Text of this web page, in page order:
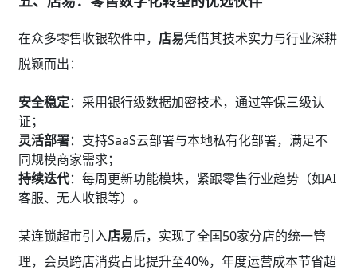
在众多零售收银软件中， 店易凭借其技术实力与行业深耕
脱颖而出：
安全稳定：采用银行级数据加密技术，通过等保三级认
证；
灵活部署：支持SaaS云部署与本地私有化部署，满足不
同规模商家需求；
持续迭代：每周更新功能模块，紧跟零售行业趋势（如AI
客服、无人收银等）。
某连锁超市引入店易后，实现了全国50家分店的统一管
理，会员跨店消费占比提升至40%，年度运营成本节省超